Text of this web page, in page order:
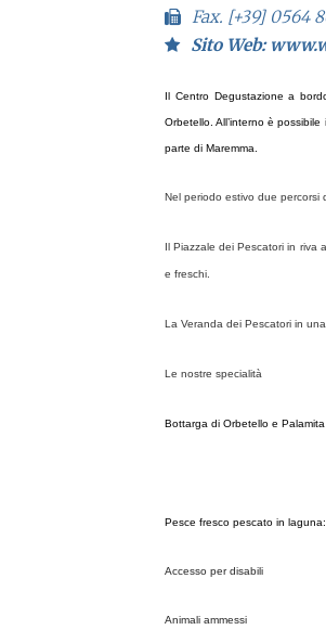
Fax. [+39] 0564
Sito Web:
Il Centro Degustazionea b
Orbetello. All’interno è
parte di Maremma.
Nel periodo estivo due percorsi
Il Piazzale dei Pescatoriin riva
e freschi.
La Veranda dei Pescatori in
Le nostre specialità
Bottarga di Orbetello e
Pesce fresco pescato in
Accesso per disabili
Animali ammessi